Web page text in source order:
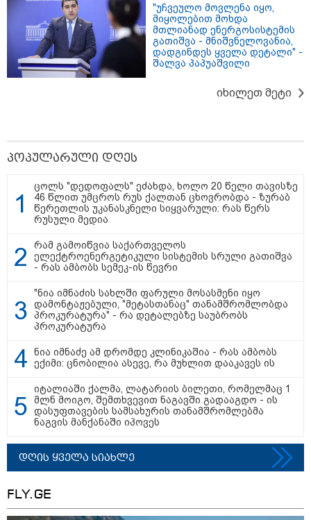
"დააკავეს არასრულწლოვანი, რომელმაც
სოცქსელებიდან ჩამოტვირთულ არასრულწლოვანთა
ფოტოები დაამონტაჟა, მიანიჭა პორნოგრაფიული
იერსახე და გაავრცელა" - შსს
08:44 / 06-08-2026
"მიტროპოლიტი გერასიმე სამღვდელოებასთან
გარდაცვლილის სულის საოხად პანაშვიდი
აღავლინა" - საპატრიარქო
13:52 / 06-08-2026
სანიტარს, რომელმაც შვილი
ბათუმში, კლინიკის
საპირფარეშოში გააჩინა,
შემდეგ კი დაზიანებები მიაყენა
ცნობილი ხდება, რომ
გენერალი ემსხვერპლა -
"უჩვეულო მოვლენა იყო,
მიყოლებით მოხდა
მთლიანად ენერგოსისტემის
გათიშვა - მნიშვნელოვანია,
დადგინდეს ყველა დეტალი" -
შალვა პაპუაშვილი
იხილეთ მეტი
პოპულარული დღეს
ცოლს "დედოფალს" ეძახდა, ხოლო 20 წელი თავისზე
46 წლით უმცროს რუს ქალთან ცხოვრობდა - ზურაბ
წერეთლის უკანასკნელი სიყვარული: რას წერს
რუსული მედია
რამ გამოიწვია საქართველოს
ელექტროენერგეტიკული სისტემის სრული გათიშვა
- რას ამბობს სემეკ-ის წევრი
"ნია იმნაძის სახლში ფარული მოსასმენი იყო
დამონტაჟებული, "მეტასთანაც" თანამშრომლობდა
პროკურატურა" - რა დეტალებზე საუბრობს
პროკურატურა
ნია იმნაძე ამ დრომდე კლინიკაშია - რას ამბობს
ექიმი: ცნობილია ასევე, რა მუხლით დააკავეს ის
იტალიაში ქალმა, ლატარიის ბილეთი, რომელმაც 1
მლნ მოიგო, შემთხვევით ნაგავში გადააგდო - ის
დასუფთავების სამსახურის თანამშრომლებმა
ნაგვის მანქანაში იპოვეს
დღის ყველა სიახლე
FLY.GE